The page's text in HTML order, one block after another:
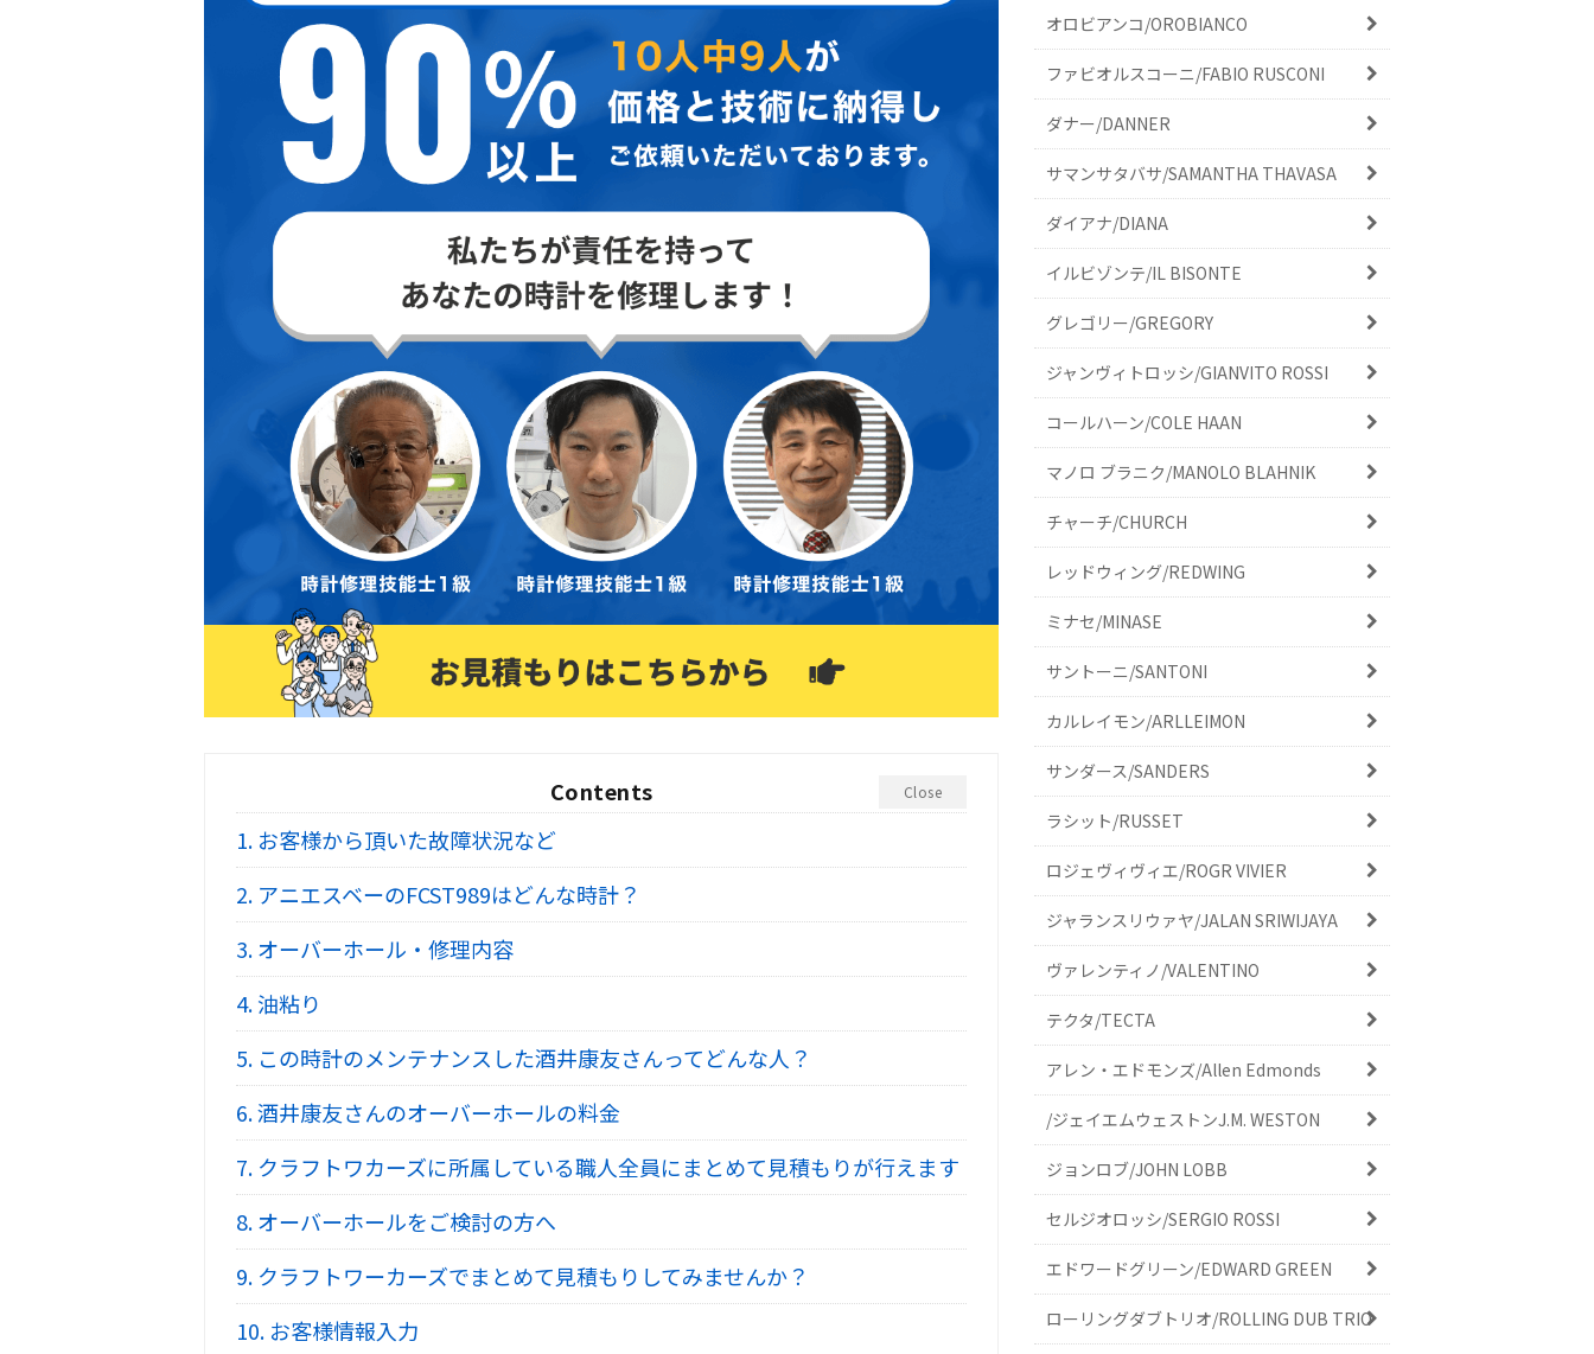
Contents Close
1. お客様から頂いた故障状況など
2. アニエスベーのFCST989はどんな時計？
3.オーバーホール・修理内容
4.油粘り
5. この時計のメンテナンスした酒井康友さんってどんな人？
6.酒井康友さんのオーバーホールの料金
7. クラフトワカーズに所属している職人全員にまとめて見積もりが行えます
8.オーバーホールをご検討の方へ
9. クラフトワーカーズでまとめて見積もりしてみませんか？
10. お客様情報入力
オロビアンコ/OROBIANCO
ファビオルスコーニ/FABIO RUSCONI
ダナー/DANNER
サマンサタバサ/SAMANTHA THAVASA
ダイアナ/DIANA
イルビゾンテ/IL BISONTE
グレゴリー/GREGORY
ジャンヴィトロッシ/GIANVITO ROSSI
コールハーン/COLE HAAN
マノロ ブラニク/MANOLO BLAHNIK
チャーチ/CHURCH
レッドウィング/REDWING
ミナセ/MINASE
サントーニ/SANTONI
カルレイモン/ARLLEIMON
サンダース/SANDERS
ラシット/RUSSET
ロジェヴィヴィエ/ROGR VIVIER
ジャランスリウァヤ/JALAN SRIWIJAYA
ヴァレンティノ/VALENTINO
テクタ/TECTA
アレン・エドモンズ/Allen Edmonds
/ジェイエムウェストンJ.M. WESTON
ジョンロブ/JOHN LOBB
セルジオロッシ/SERGIO ROSSI
エドワードグリーン/EDWARD GREEN
ローリングダブトリオ/ROLLING DUB TRIO